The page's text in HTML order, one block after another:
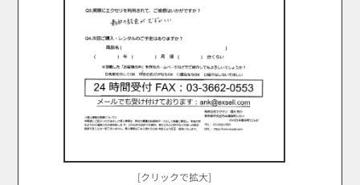
[クリックで拡大]